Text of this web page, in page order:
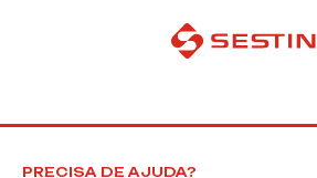
PRECISA DE AJUDA?